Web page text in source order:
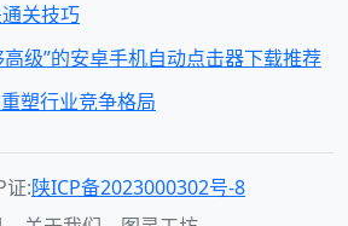
关技巧
高级”的安卓手机自动点击器下载推荐
塑行业竞争格局
证:陕ICP备2023000302号-8